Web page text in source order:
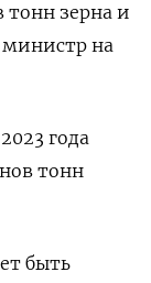
зерна и
на
года
тонн
быть